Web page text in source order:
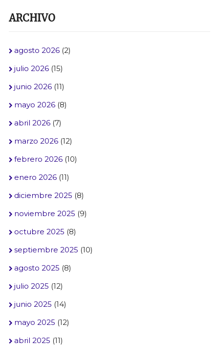
ARCHIVO
agosto 2026(2)
julio 2026(15)
junio 2026(11)
mayo 2026(8)
abril 2026(7)
marzo 2026(12)
febrero 2026(10)
enero 2026(11)
diciembre 2025 (8)
noviembre 2025 (9)
octubre 2025 (8)
septiembre 2025 (10)
agosto 2025 (8)
julio 2025 (12)
junio 2025 (14)
mayo 2025 (12)
abril 2025 (11)